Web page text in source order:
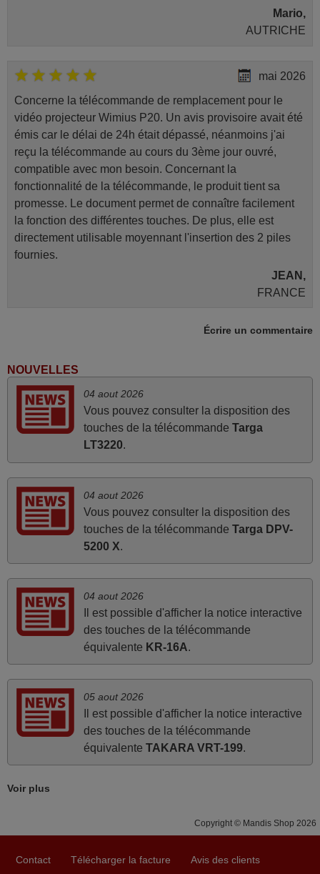
Mario,
AUTRICHE
mai 2026
Concerne la télécommande de remplacement pour le
vidéo projecteur Wimius P20. Un avis provisoire avait été
émis car le délai de 24h était dépassé, néanmoins j'ai
reçu la télécommande au cours du 3ème jour ouvré,
compatible avec mon besoin. Concernant la
fonctionnalité de la télécommande, le produit tient sa
promesse. Le document permet de connaître facilement
la fonction des différentes touches. De plus, elle est
directement utilisable moyennant l'insertion des 2 piles
fournies.
JEAN,
FRANCE
juin 2026
d'une efficacité étonnante. Alors que la télécommande
d'origine ne fonctionnait plus (probablement le LED à
changer), et que certains boutons sur le Combiné Radio-
K7-DVD étaient inopérants. Voilà de quoi donner une
FRANCE
Ravie de voir que ma commande effectuée a 13h30est
deja traitée et expédiée Je vous en remercie d’avance et
attend la réception Encore merci
Jacqueline,
FRANCE
Écrire un commentaire
NOUVELLES
04 aout 2026
Vous pouvez consulter la disposition des
touches de la télécommande Targa
LT3220.
04 aout 2026
Vous pouvez consulter la disposition des
touches de la télécommande Targa DPV-
5200 X.
04 aout 2026
Il est possible d'afficher la notice interactive
des touches de la télécommande
équivalente KR-16A.
05 aout 2026
Il est possible d'afficher la notice interactive
des touches de la télécommande
équivalente TAKARA VRT-199.
Voir plus
Copyright © Mandis Shop 2026
Contact Télécharger la facture Avis des clients